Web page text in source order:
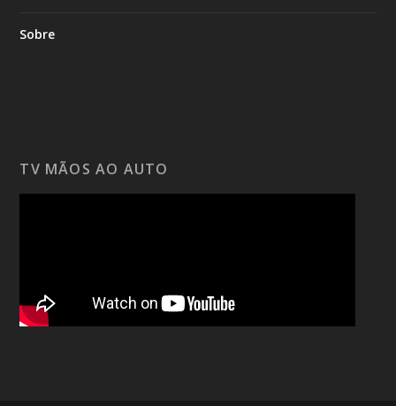
Sobre
TV MÃOS AO AUTO